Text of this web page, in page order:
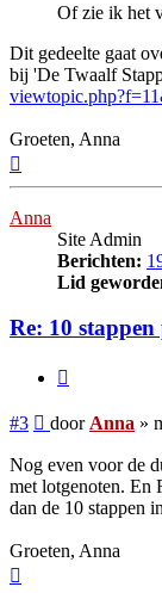
Of zie ik het
Dit gedeelte gaat
bij 'De Twaalf
Groeten, Anna
Anna
Site Admin
Berichten:
Lid
Re: 10
#3 Bericht
door Anna »
Nog even voor de
met lotgenoten. En
dan de 10 stappen
Groeten, Anna